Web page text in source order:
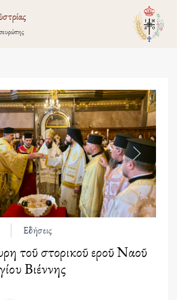
Εἰδήσεις
τοῦ Ἱστορικοῦ Ἱεροῦ Ναοῦ
Βιέννης